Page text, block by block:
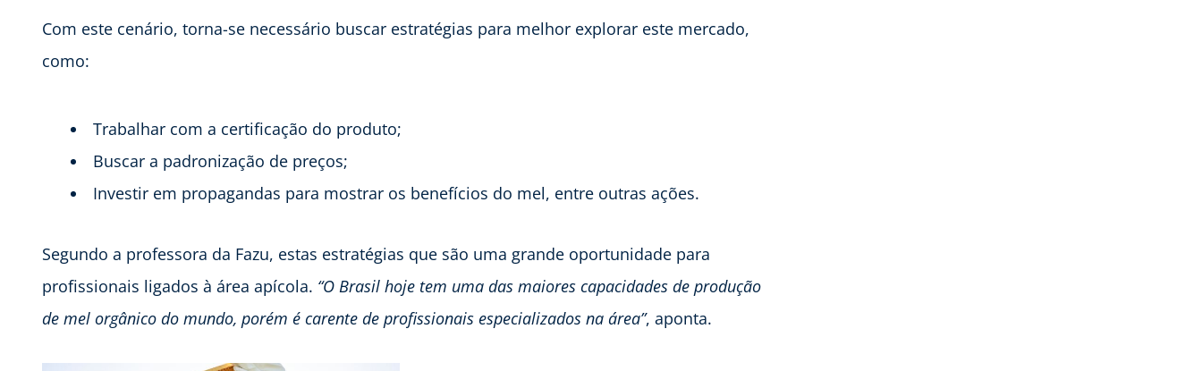
Com este cenário, torna-se necessário buscar estratégias para melhor explorar este mercado,
como:
Trabalhar com a certificação do produto;
Buscar a padronização de preços;
Investir em propagandas para mostrar os benefícios do mel, entre outras ações.
Segundo a professora da Fazu, estas estratégias que são uma grande oportunidade para
profissionais ligados à área apícola. “O Brasil hoje tem uma das maiores capacidades de produção
de mel orgânico do mundo, porém é carente de profissionais especializados na área”, aponta.